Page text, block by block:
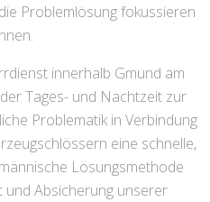
Problemlösung fokussieren
innerhalb Gmund am
Tages- und Nachtzeit zur
Problematik in Verbindung
eine schnelle,
Lösungsmethode
Absicherung unserer